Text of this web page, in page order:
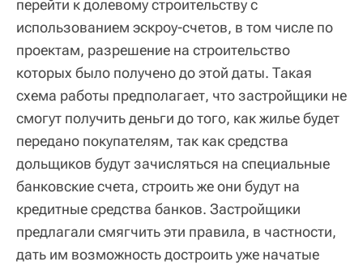
перейти к долевому строительству с
использованием эскроу-счетов, в том числе по
проектам, разрешение на строительство
которых было получено до этой даты. Такая
схема работы предполагает, что застройщики не
смогут получить деньги до того, как жилье будет
передано покупателям, так как средства
дольщиков будут зачисляться на специальные
банковские счета, строить же они будут на
кредитные средства банков. Застройщики
предлагали смягчить эти правила, в частности,
дать им возможность достроить уже начатые